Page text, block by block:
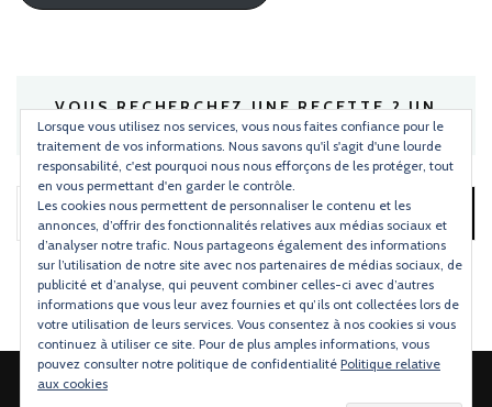
VOUS RECHERCHEZ UNE RECETTE ? UN
INGRÉDIENT ?
Rechercher :
2026 Copyright
Lorsque vous utilisez nos services, vous nous faites confiance pour le
traitement de vos informations. Nous savons qu'il s'agit d'une lourde
responsabilité, c'est pourquoi nous nous efforçons de les protéger, tout
en vous permettant d'en garder le contrôle.
Les cookies nous permettent de personnaliser le contenu et les
annonces, d’offrir des fonctionnalités relatives aux médias sociaux et
d’analyser notre trafic. Nous partageons également des informations
sur l’utilisation de notre site avec nos partenaires de médias sociaux, de
publicité et d’analyse, qui peuvent combiner celles-ci avec d’autres
informations que vous leur avez fournies et qu’ils ont collectées lors de
votre utilisation de leurs services. Vous consentez à nos cookies si vous
continuez à utiliser ce site. Pour de plus amples informations, vous
pouvez consulter notre politique de confidentialité Politique relative
aux cookies